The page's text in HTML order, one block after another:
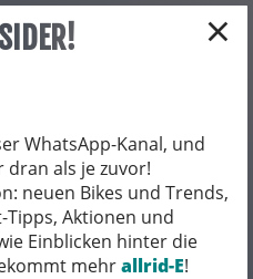
×
WhatsApp-Kanal, und
als je zuvor!
neuen Bikes und Trends,
Tipps, Aktionen und
Einblicken hinter die
mehrallrid-E!